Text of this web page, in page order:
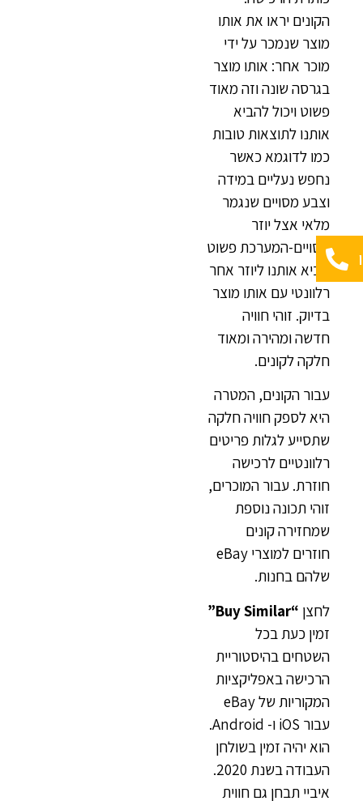
הקונים יראו את אותו
מוצר שנמכר על ידי
מוכר אחר: אותו מוצר
בגרסה שונה וזה מאוד
פשוט ויכול להביא
אותנו לתוצאות טובות
כמו לדוגמא כאשר
נחפש נעליים במידה
וצבע מסויים שנגמר
מלאי אצל יוזר
מסויים-המערכת פשוט
תביא אותנו ליוזר אחר
רלוונטי עם אותו מוצר
בדיוק. זוהי חוויה
חדשה ומהירה ומאוד
חלקה לקונים.
עבור הקונים, המטרה
היא לספק חוויה חלקה
שתסייע לגלות פריטים
רלוונטיים לרכישה
חוזרת. עבור המוכרים,
זוהי תכונה נוספת
שמחזירה קונים
חוזרים למוצרי eBay
שלהם בחנות.
לחצן “Buy Similar”
זמין כעת בכל
השטחים בהיסטוריית
הרכישה באפליקציות
המקוריות של eBay
עבור iOS ו- Android.
הוא יהיה זמין בשולחן
העבודה בשנת 2020.
איביי תבחן גם חווית